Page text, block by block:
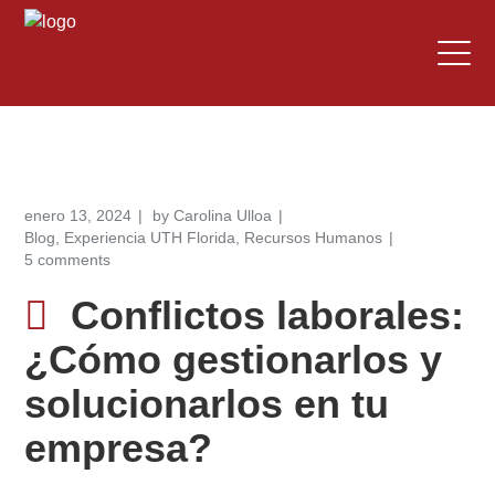
enero 13, 2024 byCarolina Ulloa
Blog
Experiencia UTH Florida
Recursos Humanos
5 comments
Conflictos laborales:
¿Cómo gestionarlos y
solucionarlos en tu
empresa?